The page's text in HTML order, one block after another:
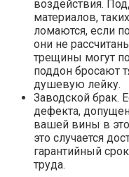
воздействия.
материалов,
ломаются, если
они не
трещины могут
поддон бросают
душевую лейку.
Заводской брак.
дефекта,
вашей вины в
это случается
гарантийный
труда.